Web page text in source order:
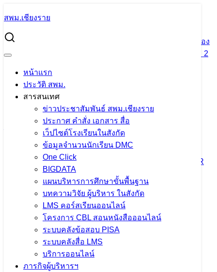
to
content
สพม.เชียงราย
หน้าแรก
ประวัติ สพม.
สารสนเทศ
ข่าวประชาสัมพันธ์ สพม.เชียงราย
ประกาศ คำสั่ง เอกสาร สื่อ
เว็ปไซต์โรงเรียนในสังกัด
ข้อมูลจำนวนนักเรียน DMC
One Click
BIGDATA
แผนบริหารการศึกษาขั้นพื้นฐาน
บทความวิจัย ผู้บริหาร ในสังกัด
LMS คอร์สเรียนออนไลน์
โครงการ CBL สอนหนังสือออนไลน์
ระบบคลังข้อสอบ PISA
ระบบคลังสื่อ LMS
บริการออนไลน์
ภารกิจผู้บริหารฯ
for:
ผอ.สพม.เชียงราย ลงพื้นที่ !! มาตรการรักษาความปลอดภัยของ
นักเรียน และตรวจเยี่ยมโรงอาหาร โรงเรียนสามัคคีวิทยาคม 2
ผอ.สพม.เชียงราย ลงพื้นที่ !! มาตรการ
รักษาความปลอดภัยของนักเรียน และ
ตรวจเยี่ยมโรงอาหาร โรงเรียนสามัคคี
วิทยาคม 2
25 มิถุนายน 2024
PR SESAOCR
ข่าวประชาสัมพันธ์ สพม.เชียงราย
จำนวนผู้ชม: 1,097
เนื้อหาอื่นๆ